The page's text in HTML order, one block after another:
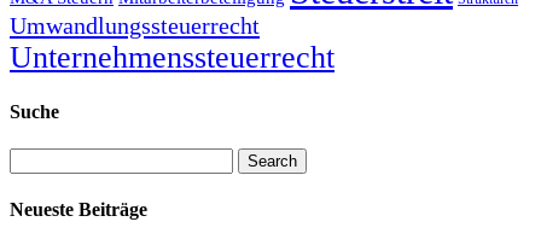
Umwandlungssteuerrecht
Unternehmenssteuerrecht
Suche
Search
Neueste Beiträge